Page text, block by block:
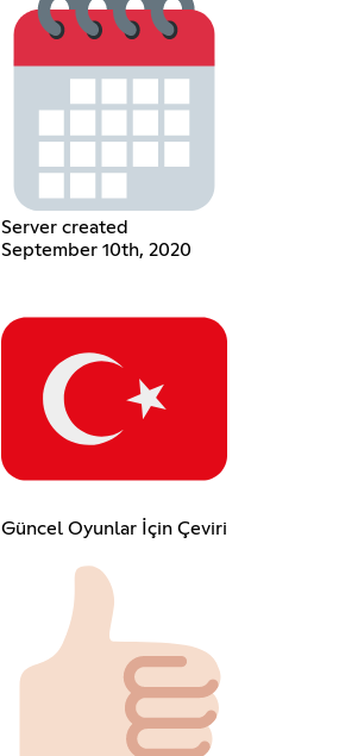
Server created
September 10th, 2020
Güncel Oyunlar İçin Çeviri